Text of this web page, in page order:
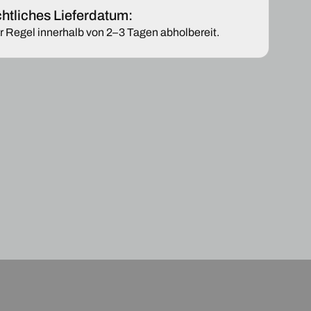
2017
BEHEIZBAR
Lieferdatum:
Regel innerhalb von 2–3 Tagen abholbereit.